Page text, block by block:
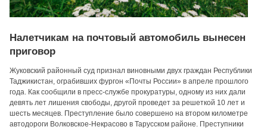
Налетчикам на почтовый автомобиль вынесен
приговор
Жуковский районный суд признал виновными двух граждан Республики
Таджикистан, ограбивших фургон «Почты России» в апреле прошлого
года. Как сообщили в пресс-службе прокуратуры, одному из них дали
девять лет лишения свободы, другой проведет за решеткой 10 лет и
шесть месяцев. Преступление было совершено на втором километре
автодороги Волковское-Некрасово в Тарусском районе. Преступники